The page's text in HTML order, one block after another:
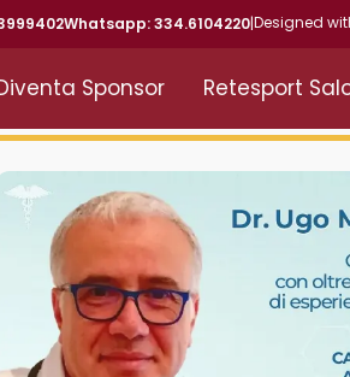
Whatsapp: 334.6104220|Designed
Sponsor
Retesport